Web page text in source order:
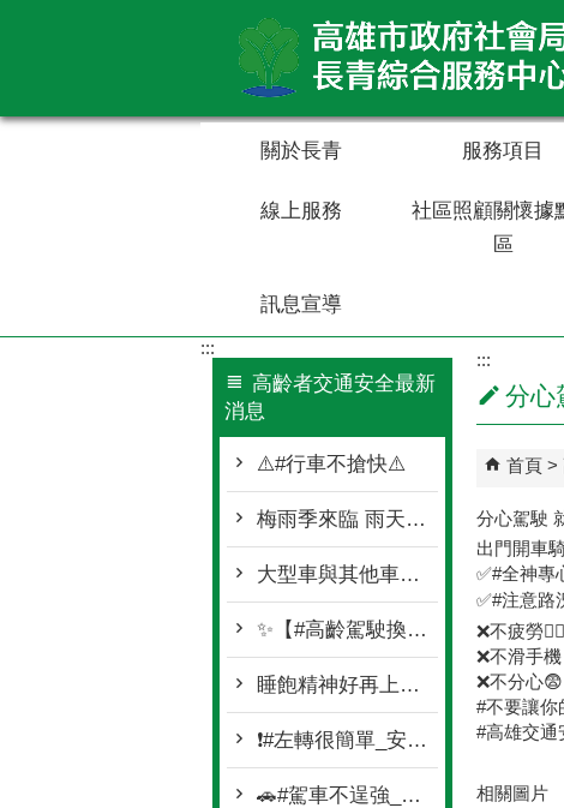
關於長青 服務項目
線上服務
社區照顧關懷據
區
訊息宣導
:::
高齡者交通安全最新
消息
⚠️#行車不搶快⚠️
梅雨季來臨 雨天行車 加強注意
大型車與其他車輛保持安全距離與間隔
✨【#高齡駕駛換照新制 】✨
睡飽精神好再上路！
❗#左轉很簡單_安全更重要❗
🚗#駕車不逞強_平安才是最強🚗
:::
分心
首頁
分心駕駛
出門開車
✅#全神專
✅#注意
❌不疲勞😵‍💫
❌不滑手機
❌不分心😨
#不要讓你
#高雄交通
相關圖片